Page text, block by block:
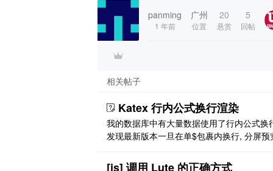
panming
1 年前
广州
位置
20
悬赏
5
回帖
相关帖子
Katex 行内公式换行渲染
我的数据库中有大量数据使用了行内公式换
发现最新版本一旦在单$包裹内换行, 分屏预
能不能改回去或者增加配置? 以前版本的 [
[js] 调用 Lute 的正确方式